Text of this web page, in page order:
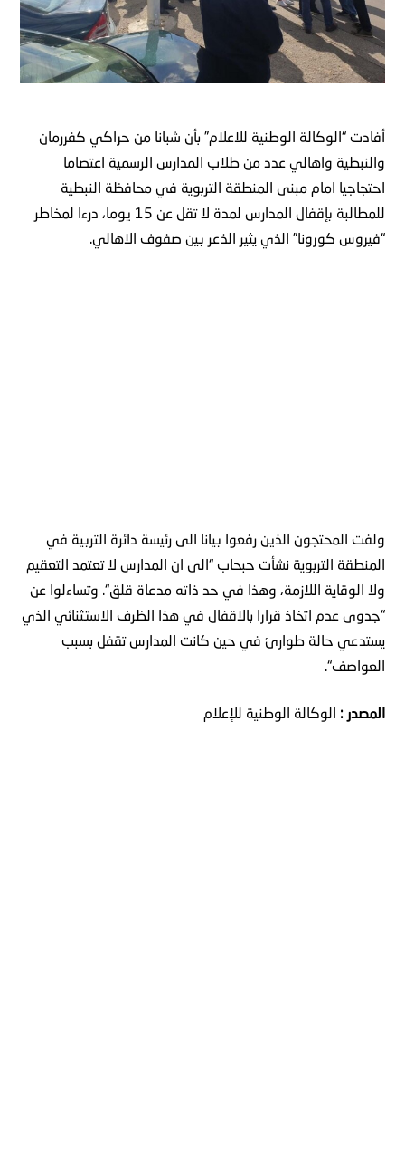
أفادت “الوكالة الوطنية للاعلام” بأن شبانا من حراكي كفررمان
والنبطية واهالي عدد من طلاب المدارس الرسمية اعتصاما
احتجاجيا امام مبنى المنطقة التربوية في محافظة النبطية
للمطالبة بإقفال المدارس لمدة لا تقل عن يوما، درءا لمخاطر
“فيروس كورونا” الذي يثير الذعر بين صفوف الاهالي.
ولفت المحتجون الذين رفعوا بيانا الى رئيسة دائرة التربية في
المنطقة التربوية نشأت حبحاب “الى ان المدارس لا تعتمد التعقيم
ولا الوقاية اللازمة، وهذا في حد ذاته مدعاة قلق“. وتساءلوا عن
“جدوى عدم اتخاذ قرارا بالاقفال في هذا الظرف الاستثنائي الذي
يستدعي حالة طوارئ في حين كانت المدارس تقفل بسبب
العواصف“.
المصدر : الوكالة الوطنية للإعلام